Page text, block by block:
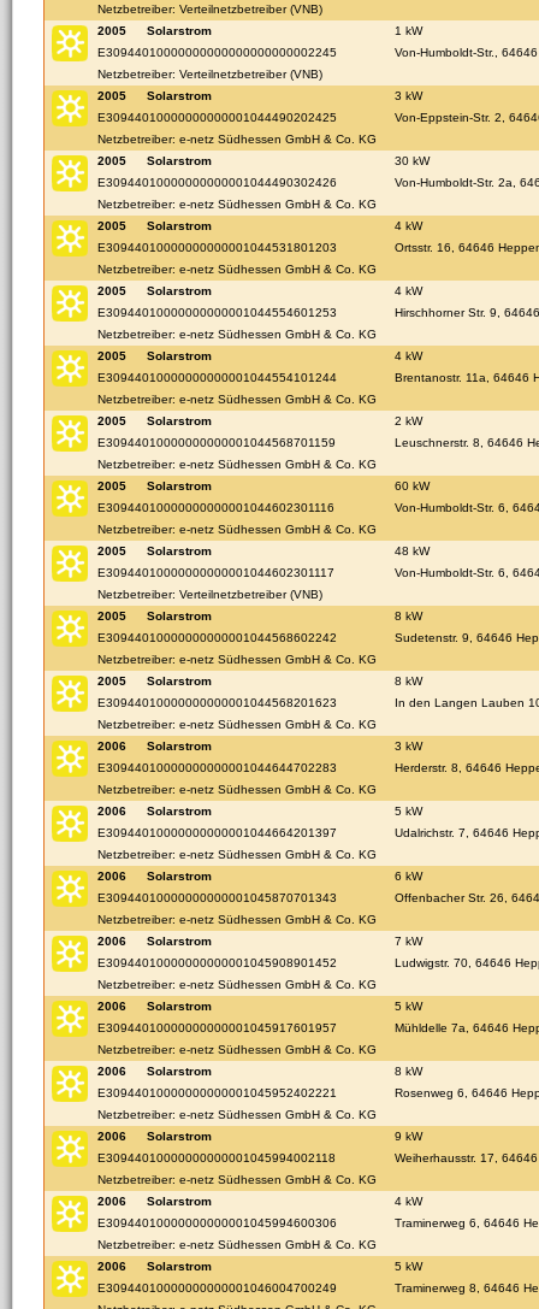
Netzbetreiber: Verteilnetzbetreiber (VNB)
2005
Solarstrom
1 kW
E30944010000000000000000000002245
Von-Humboldt-Str.,
Netzbetreiber: Verteilnetzbetreiber (VNB)
2005
Solarstrom
3 kW
E30944010000000000001044490202425
Von-Eppstein-Str. 2,
Netzbetreiber: e-netz Südhessen GmbH & Co. KG
2005
Solarstrom
30 kW
E30944010000000000001044490302426
Von-Humboldt-Str. 2a,
Netzbetreiber: e-netz Südhessen GmbH & Co. KG
2005
Solarstrom
4 kW
E30944010000000000001044531801203
Ortsstr. 16, 64646
Netzbetreiber: e-netz Südhessen GmbH & Co. KG
2005
Solarstrom
4 kW
E30944010000000000001044554601253
Hirschhorner Str. 9,
Netzbetreiber: e-netz Südhessen GmbH & Co. KG
2005
Solarstrom
4 kW
E30944010000000000001044554101244
Brentanostr. 11a, 64646
Netzbetreiber: e-netz Südhessen GmbH & Co. KG
2005
Solarstrom
2 kW
E30944010000000000001044568701159
Leuschnerstr. 8, 64646
Netzbetreiber: e-netz Südhessen GmbH & Co. KG
2005
Solarstrom
60 kW
E30944010000000000001044602301116
Von-Humboldt-Str. 6,
Netzbetreiber: e-netz Südhessen GmbH & Co. KG
2005
Solarstrom
48 kW
E30944010000000000001044602301117
Von-Humboldt-Str. 6,
Netzbetreiber: Verteilnetzbetreiber (VNB)
2005
Solarstrom
8 kW
E30944010000000000001044568602242
Sudetenstr. 9, 64646
Netzbetreiber: e-netz Südhessen GmbH & Co. KG
2005
Solarstrom
8 kW
E30944010000000000001044568201623
In den Langen Lauben
Netzbetreiber: e-netz Südhessen GmbH & Co. KG
2006
Solarstrom
3 kW
E30944010000000000001044644702283
Herderstr. 8, 64646
Netzbetreiber: e-netz Südhessen GmbH & Co. KG
2006
Solarstrom
5 kW
E30944010000000000001044664201397
Udalrichstr. 7, 64646
Netzbetreiber: e-netz Südhessen GmbH & Co. KG
2006
Solarstrom
6 kW
E30944010000000000001045870701343
Offenbacher Str. 26,
Netzbetreiber: e-netz Südhessen GmbH & Co. KG
2006
Solarstrom
7 kW
E30944010000000000001045908901452
Ludwigstr. 70, 64646
Netzbetreiber: e-netz Südhessen GmbH & Co. KG
2006
Solarstrom
5 kW
E30944010000000000001045917601957
Mühldelle 7a, 64646
Netzbetreiber: e-netz Südhessen GmbH & Co. KG
2006
Solarstrom
8 kW
E30944010000000000001045952402221
Rosenweg 6, 64646
Netzbetreiber: e-netz Südhessen GmbH & Co. KG
2006
Solarstrom
9 kW
E30944010000000000001045994002118
Weiherhausstr. 17,
Netzbetreiber: e-netz Südhessen GmbH & Co. KG
2006
Solarstrom
4 kW
E30944010000000000001045994600306
Traminerweg 6, 64646
Netzbetreiber: e-netz Südhessen GmbH & Co. KG
2006
Solarstrom
5 kW
E30944010000000000001046004700249
Traminerweg 8, 64646